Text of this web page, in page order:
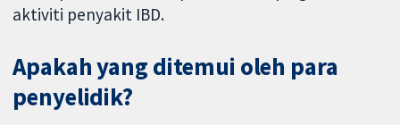
aktiviti penyakit IBD.
Apakah yang ditemui oleh para
penyelidik?